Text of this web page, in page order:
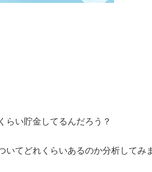
らい貯金してるんだろう？
いてどれくらいあるのか分析してみ